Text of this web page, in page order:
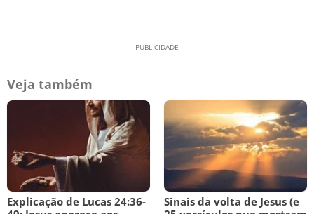
Veja também
Explicação de Lucas 24:36-
Sinais da volta de Jesus (e